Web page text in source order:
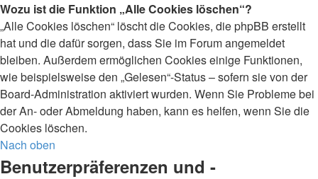
Wozu ist die Funktion „Alle Cookies löschen“?
„Alle Cookies löschen“ löscht die Cookies, die phpBB erstellt
hat und die dafür sorgen, dass Sie im Forum angemeldet
bleiben. Außerdem ermöglichen Cookies einige Funktionen,
wie beispielsweise den „Gelesen“-Status – sofern sie von der
Board-Administration aktiviert wurden. Wenn Sie Probleme bei
der An- oder Abmeldung haben, kann es helfen, wenn Sie die
Cookies löschen.
Nach oben
Benutzerpräferenzen und -